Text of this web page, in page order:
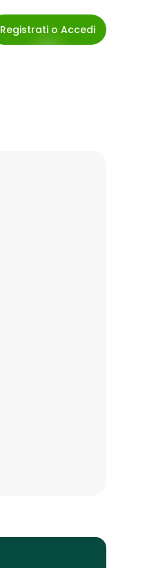
Registrati o Accedi